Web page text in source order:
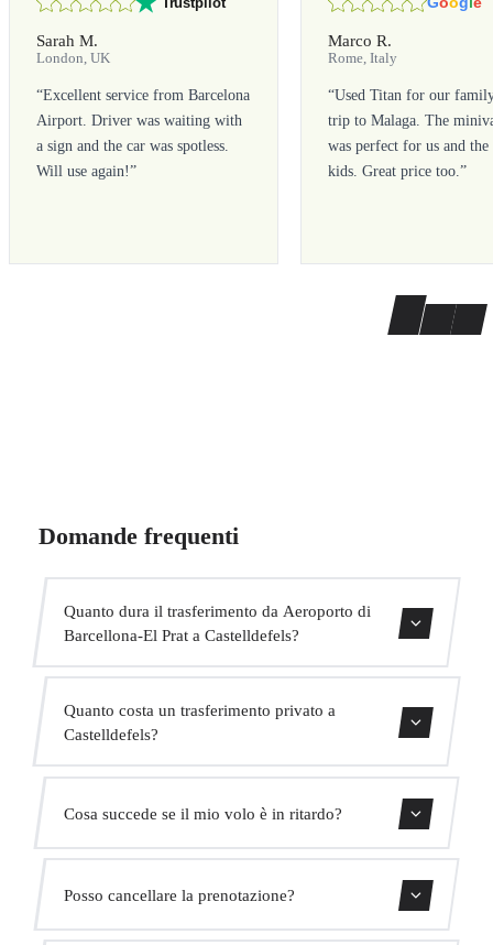
Sarah M.
London, UK
“Excellent service from Barcelona
Airport. Driver was waiting with
a sign and the car was spotless.
Will use again!”
Marco R.
Rome, Italy
“Used Titan for our
trip to Malaga. The
was perfect for us and the
kids. Great price too.”
Domande frequenti
Quanto dura il trasferimento da Aeroporto di
Barcellona-El Prat a Castelldefels?
Quanto costa un trasferimento privato a
Castelldefels?
prezzo fisso immediato. Senza costi nascosti.
Cosa succede se il mio volo è in ritardo?
adatterà automaticamente l'orario di ritiro senza costi
aggiuntivi.
Posso cancellare la prenotazione?